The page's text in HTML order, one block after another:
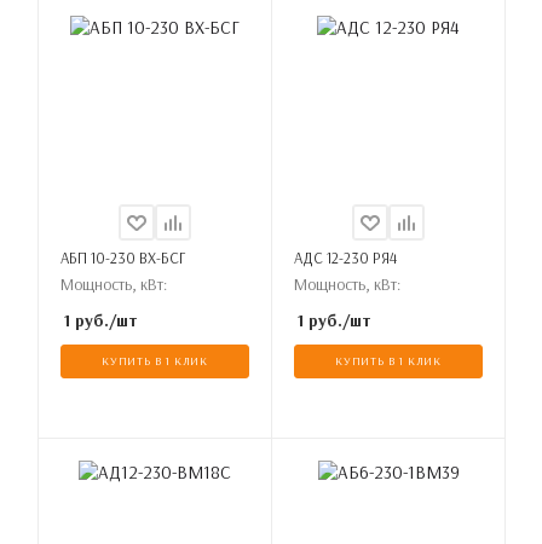
АБП 10-230 ВХ-БСГ
Мощность, кВт:
1 руб./шт
КУПИТЬ В 1 КЛИК
АДС 12-230 РЯ4
Мощность, кВт:
1 руб./шт
КУПИТЬ В 1 КЛИК